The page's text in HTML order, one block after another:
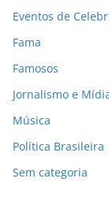
Eventos de
Fama
Famosos
Jornalismo e
Música
Política Brasileira
Sem categoria